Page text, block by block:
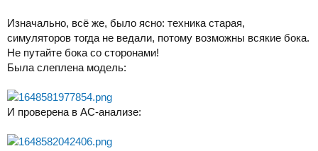
Изначально, всё же, было ясно: техника старая,
симуляторов тогда не ведали, потому возможны всякие бока.
Не путайте бока со сторонами!
Была слеплена модель:
И проверена в АС-анализе: